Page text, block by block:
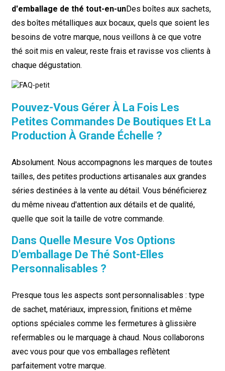
d'emballage de thé tout-en-unDes boîtes aux sachets,
des boîtes métalliques aux bocaux, quels que soient les
besoins de votre marque, nous veillons à ce que votre
thé soit mis en valeur, reste frais et ravisse vos clients à
chaque dégustation.
Pouvez-Vous Gérer À La Fois Les
Petites Commandes De Boutiques Et La
Production À Grande Échelle ?
Absolument. Nous accompagnons les marques de toutes
tailles, des petites productions artisanales aux grandes
séries destinées à la vente au détail. Vous bénéficierez
du même niveau d'attention aux détails et de qualité,
quelle que soit la taille de votre commande.
Dans Quelle Mesure Vos Options
D'emballage De Thé Sont-Elles
Personnalisables ?
Presque tous les aspects sont personnalisables : type
de sachet, matériaux, impression, finitions et même
options spéciales comme les fermetures à glissière
refermables ou le marquage à chaud. Nous collaborons
avec vous pour que vos emballages reflètent
parfaitement votre marque.